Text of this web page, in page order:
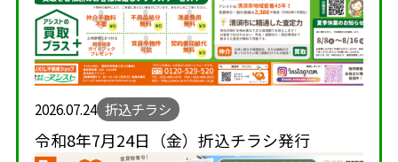
2026.07.24 折込チラシ
令和8年7月24日（金）折込チラシ発行